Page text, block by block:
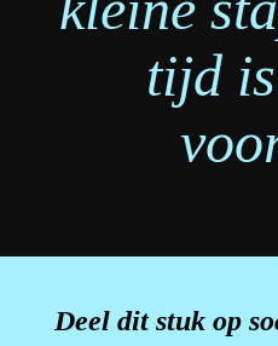
tijd
Deel dit stuk op